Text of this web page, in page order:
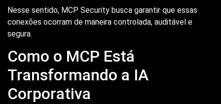
Nesse sentido, MCP Security busca garantir que essas
conexões ocorram de maneira controlada, auditável e
segura.
Como o MCP Está
Transformando a IA
Corporativa